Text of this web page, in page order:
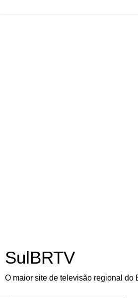
SulBRTV
O maior site de televisão regional do